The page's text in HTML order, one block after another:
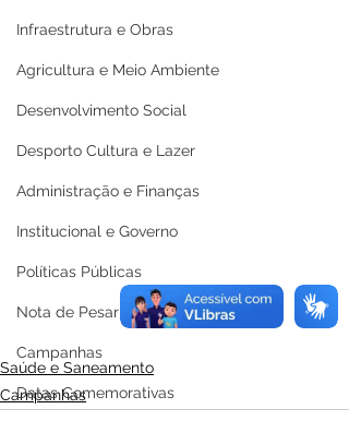
Infraestrutura e Obras
Agricultura e Meio Ambiente
Desenvolvimento Social
Desporto Cultura e Lazer
Administração e Finanças
Institucional e Governo
Políticas Públicas
Nota de Pesar
Campanhas
Datas Comemorativas
Saúde e Saneamento
Campanhas